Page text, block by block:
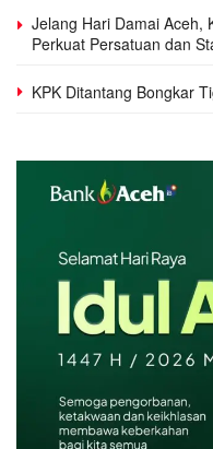
Jelang Hari Damai Aceh,
Perkuat Persatuan dan
KPK Ditantang Bongkar